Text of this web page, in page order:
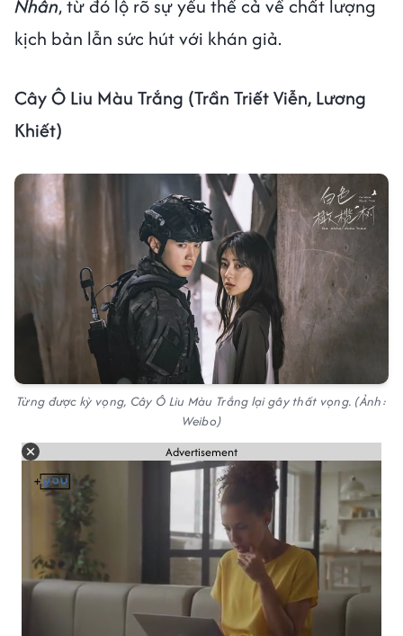
Nhân, từ đó lộ rõ sự yếu thế cả về chất lượng
kịch bản lẫn sức hút với khán giả.
Cây Ô Liu Màu Trắng (Trần Triết Viễn, Lương
Khiết)
Từng được kỳ vọng, Cây Ô Liu Màu Trắng lại gây thất vọng. (Ảnh:
Weibo)
Advertisement